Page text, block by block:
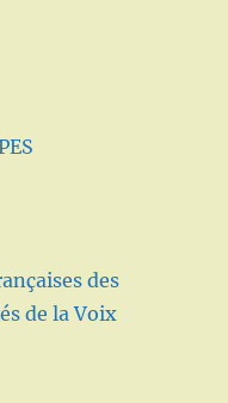
des
de la Voix